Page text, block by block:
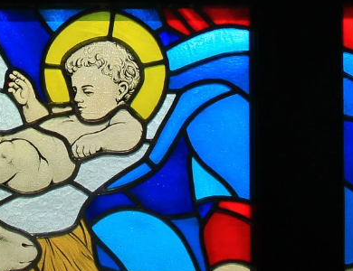
przetwarzanie moich danych osobowych.
Wyślij Formularz